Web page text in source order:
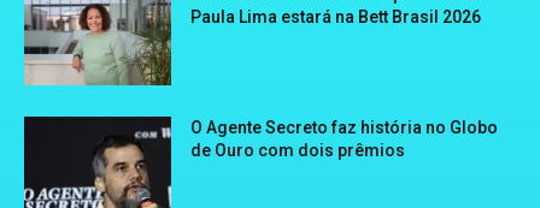
Paula Lima estará na Bett Brasil 2026
O Agente Secreto faz história no Globo
de Ouro com dois prêmios